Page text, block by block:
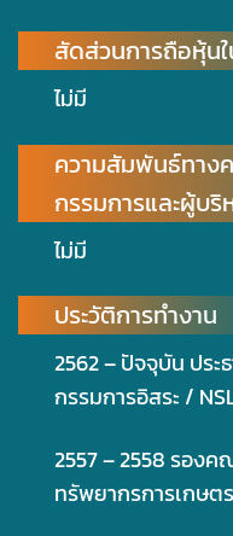
สัดส่วนการถือหุ้น
ไม่มี
ความสัมพันธ์ทาง
กรรมการและผู้บริ
ไม่มี
ประวัติการทำงาน
2562 – ปัจจุบัน ประ
กรรมการอิสระ /
2557 – 2558 รอง
ทรัพยากรการเกษ